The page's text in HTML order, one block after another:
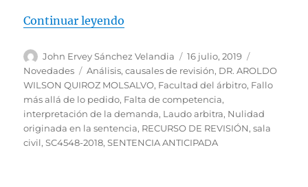
Continuar leyendo
Autor
John Ervey Sánchez Velandia
Publicado
el
16 julio, 2019
Novedades
Etiquetas
Análisis,causales de revisión, DR. AROLDO
WILSON QUIROZ MOLSALVO, Facultad del árbitro, Fallo
más allá de lo pedido, Falta de competencia,
interpretación de la demanda, Laudo arbitra, Nulidad
originada en la sentencia, RECURSO DE REVISIÓN,sala
civil,SC4548-2018,SENTENCIA ANTICIPADA